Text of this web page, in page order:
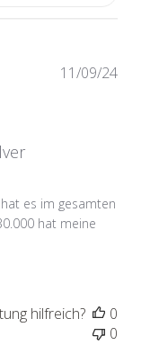
es im gesamten
hat meine
11/09/24
hilfreich?
0
0